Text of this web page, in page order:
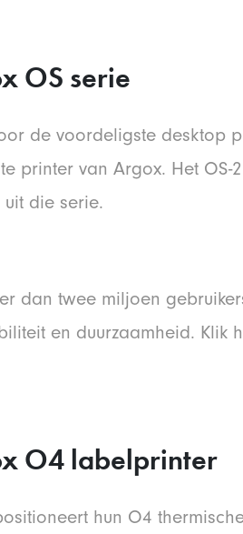
OS serie
de voordeligste desktop
printer van Argox. Het
uit die serie.
dan twee miljoen
en duurzaamheid. Klik
O4 labelprinter
hun O4